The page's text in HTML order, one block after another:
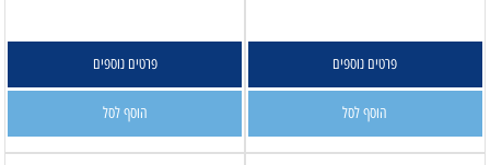
פרטים נוספים
הוסף לסל
פרטים נוספים
הוסף לסל